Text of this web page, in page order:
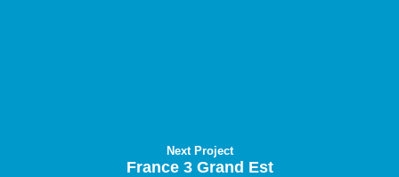
Next Project
France 3 Grand Est